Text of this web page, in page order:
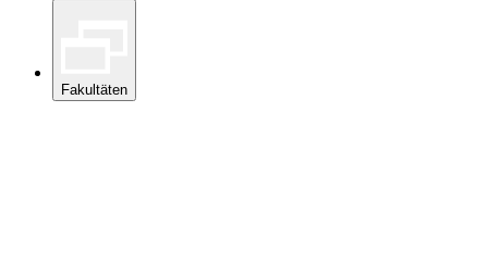
Fakultäten